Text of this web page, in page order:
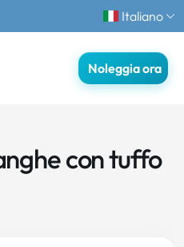
Italiano
Noleggia ora
con tuffo